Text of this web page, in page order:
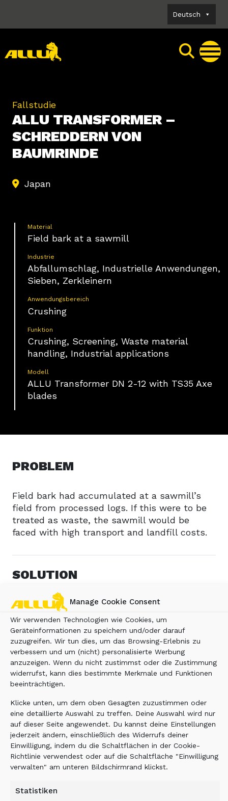
Manage Cookie Consent
Wir verwenden Technologien wie Cookies, um
Geräteinformationen zu speichern und/oder darauf
zuzugreifen. Wir tun dies, um das Browsing-Erlebnis zu
verbessern und um (nicht) personalisierte Werbung
anzuzeigen. Wenn du nicht zustimmst oder die Zustimmung
widerrufst, kann dies bestimmte Merkmale und Funktionen
beeinträchtigen.
Klicke unten, um dem oben Gesagten zuzustimmen oder
eine detaillierte Auswahl zu treffen. Deine Auswahl wird nur
auf dieser Seite angewendet. Du kannst deine Einstellungen
jederzeit ändern, einschließlich des Widerrufs deiner
Einwilligung, indem du die Schaltflächen in der Cookie-
Richtlinie verwendest oder auf die Schaltfläche "Einwilligung
verwalten" am unteren Bildschirmrand klickst.
Statistiken
content
Deutsch
Fallstudie
ALLU TRANSFORMER –
SCHREDDERN VON
BAUMRINDE
Japan
Material
Field bark at a sawmill
Industrie
Abfallumschlag, Industrielle Anwendungen,
Sieben, Zerkleinern
Anwendungsbereich
Crushing
Funktion
Crushing, Screening, Waste material
handling, Industrial applications
Modell
ALLU Transformer DN 2-12 with TS35 Axe
blades
PROBLEM
Field bark had accumulated at a sawmill’s
field from processed logs. If this were to be
treated as waste, the sawmill would be
faced with high transport and landfill costs.
SOLUTION
Field bark can be further utilized and resold.
In order to generate an income from it, the
field bark must be shredded into fine and
homogenous pieces. This can be achieved
with an ALLU Transformer screener crusher
bucket.
BENEFIT
An ALLU Transformer screener crusher is a
cost-efficient and mobile solution ideal for
use in a limited space as found at the
a high quality and homogenous making an